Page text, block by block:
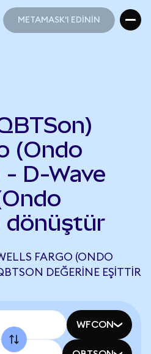
METAMASK'I EDİNİN
(Ondo
- D-Wave
dönüştür
FARGO (ONDO
DEĞERINE EŞITTIR
WFCON